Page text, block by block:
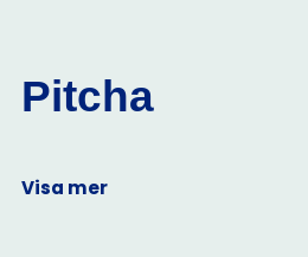
Pitcha
Visa mer